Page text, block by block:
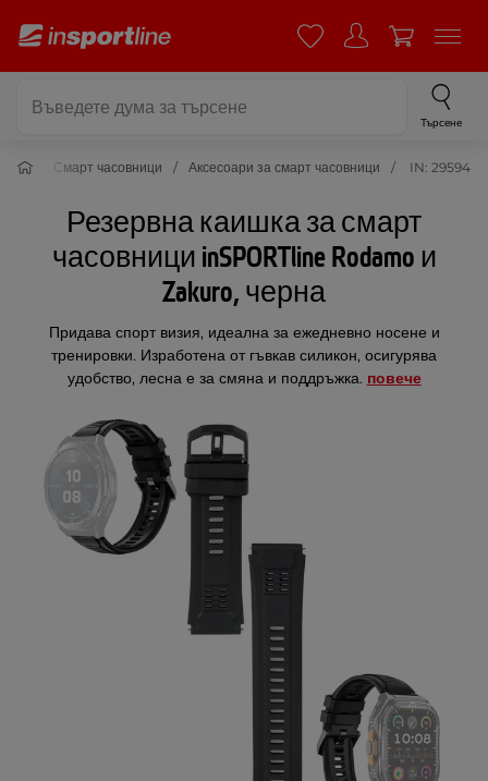
Търсене
Смарт часовници Аксесоари за смарт часовници IN: 29594
Резервна каишка за смарт
часовници inSPORTline Rodamo и
Zakuro, черна
Придава спорт визия, идеална за ежедневно носене и
тренировки. Изработена от гъвкав силикон, осигурява
удобство, лесна е за смяна и поддръжка. повече